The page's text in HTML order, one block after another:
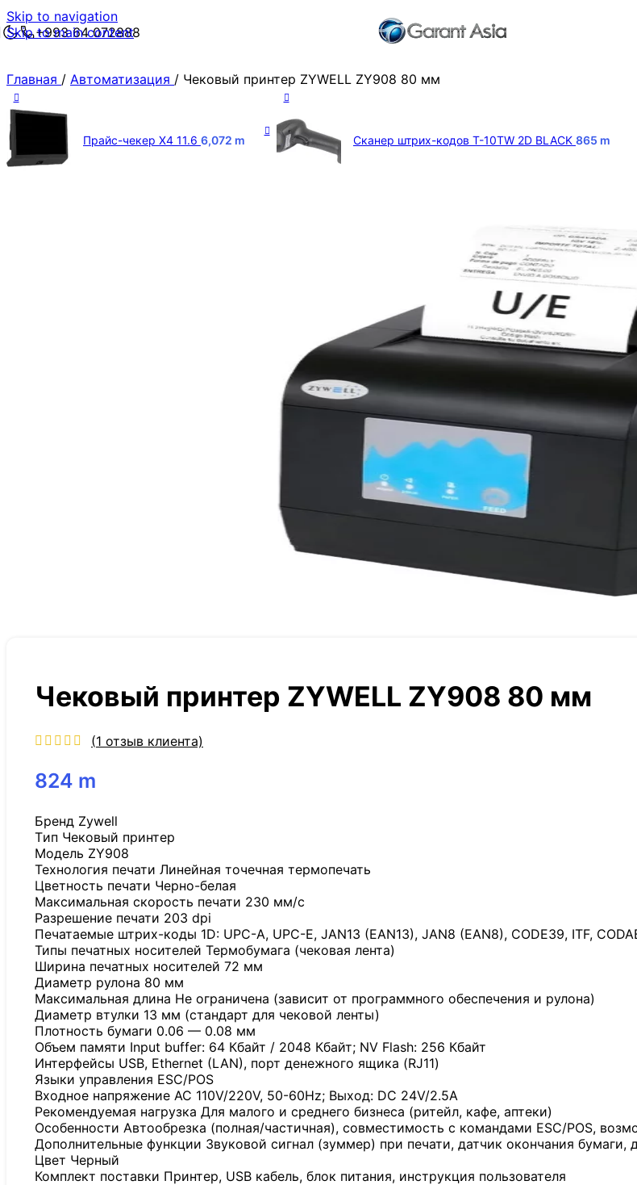
Skip to navigation
Skip to main content
+993 64 072888
Главная / Автоматизация / Чековый принтер ZYWELL ZY908 80 мм
Прайс-чекер X4 11.6 6,072 m Сканер штрих-кодов T-10TW 2D BLACK 865 m
Чековый принтер ZYWELL ZY908 80 мм
(1 отзыв клиента)
824 m
Бренд Zywell
Tип Чековый принтер
Модель ZY908
Технология печати Линейная точечная термопечать
Цветность печати Черно-белая
Максимальная скорость печати 230 мм/с
Разрешение печати 203 dpi
Печатаемые штрих-коды 1D: UPC-A, UPC-E, JAN13 (EAN13), JAN8 (EAN8), CODE39, ITF,
Типы печатных носителей Термобумага (чековая лента)
Ширина печатных носителей 72 мм
Диаметр рулона 80 мм
Максимальная длина Не ограничена (зависит от программного обеспечения и рулона)
Диаметр втулки 13 мм (стандарт для чековой ленты)
Плотность бумаги 0.06 — 0.08 мм
Объем памяти Input buffer: 64 Кбайт / 2048 Кбайт; NV Flash: 256 Кбайт
Интерфейсы USB, Ethernet (LAN), порт денежного ящика (RJ11)
Языки управления ESC/POS
Входное напряжение AC 110V/220V, 50-60Hz; Выход: DC 24V/2.5A
Рекомендуемая нагрузка Для малого и среднего бизнеса (ритейл, кафе, аптеки)
Особенности Автообрезка (полная/частичная), совместимость с командами ESC/POS,
Дополнительные функции Звуковой сигнал (зуммер) при печати, датчик окончания
Цвет Черный
Комплект поставки Принтер, USB кабель, блок питания, инструкция пользователя